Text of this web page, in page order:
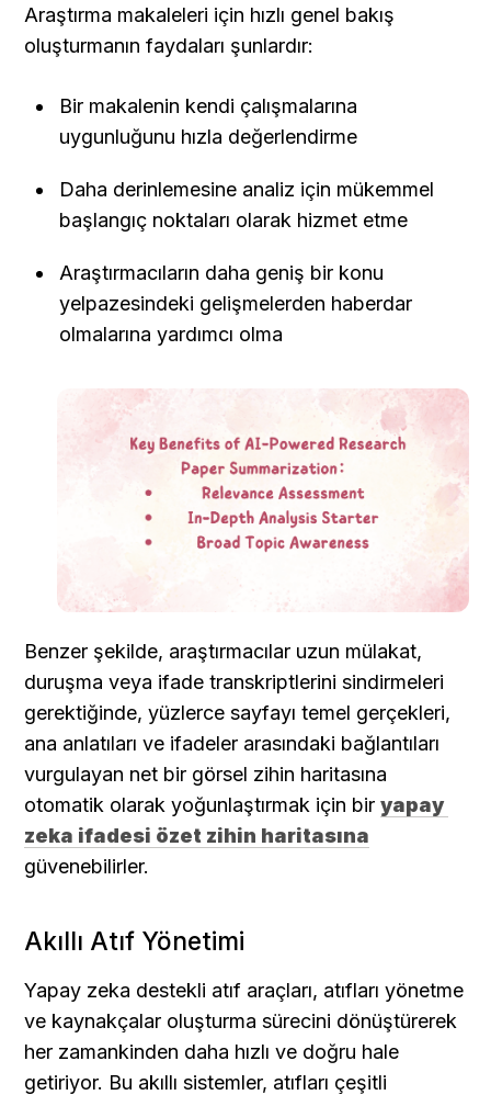
Araştırma makaleleri için hızlı genel bakış
oluşturmanın faydaları şunlardır:
Bir makalenin kendi çalışmalarına
uygunluğunu hızla değerlendirme
Daha derinlemesine analiz için mükemmel
başlangıç noktaları olarak hizmet etme
Araştırmacıların daha geniş bir konu
yelpazesindeki gelişmelerden haberdar
olmalarına yardımcı olma
Benzer şekilde, araştırmacılar uzun mülakat,
duruşma veya ifade transkriptlerini sindirmeleri
gerektiğinde, yüzlerce sayfayı temel gerçekleri,
ana anlatıları ve ifadeler arasındaki bağlantıları
vurgulayan net bir görsel zihin haritasına
otomatik olarak yoğunlaştırmak için bir yapay
zeka ifadesi özet zihin haritasına
güvenebilirler.
Akıllı Atıf Yönetimi
Yapay zeka destekli atıf araçları, atıfları yönetme
ve kaynakçalar oluşturma sürecini dönüştürerek
her zamankinden daha hızlı ve doğru hale
getiriyor. Bu akıllı sistemler, atıfları çeşitli